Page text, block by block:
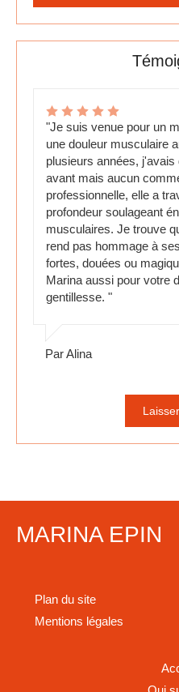
"Je suis venue pour un
une douleur musculaire
plusieurs années,
avant mais aucun
professionnelle, elle a
profondeur soulageant
musculaires. Je trouve
rend pas hommage à
fortes, douées ou
Marina aussi pour votre
gentillesse. "
Par Alina
MARINA EPIN
Plan du site
Mentions légales